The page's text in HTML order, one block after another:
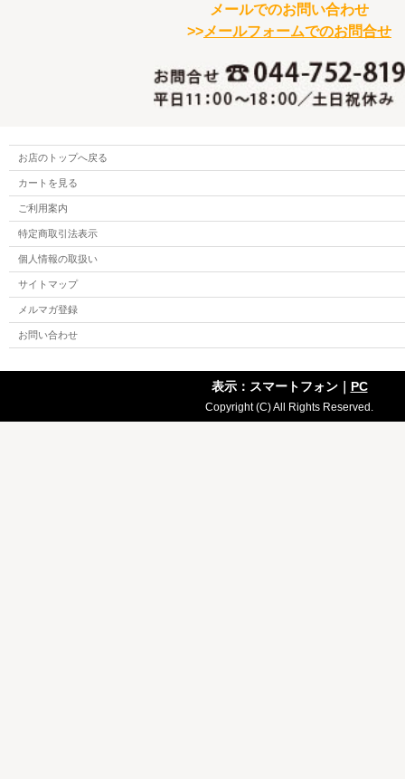
メールでのお問い合わせ
>>メールフォームでのお問合せ
お店のトップへ戻る
カートを見る
ご利用案内
特定商取引法表示
個人情報の取扱い
サイトマップ
メルマガ登録
お問い合わせ
表示：スマートフォン｜ PC
Copyright (C) All Rights Reserved.